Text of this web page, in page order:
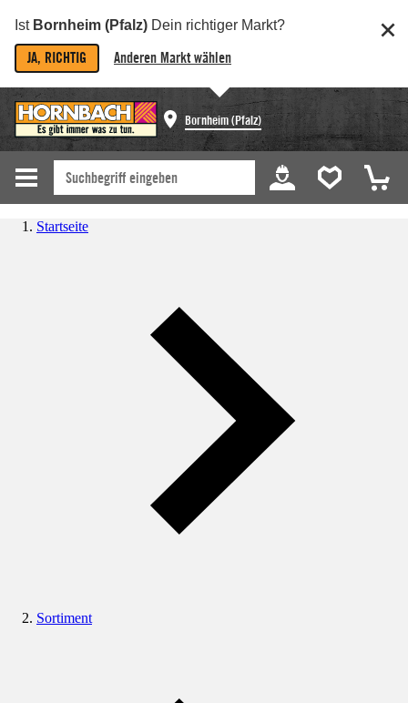
Ist Bornheim (Pfalz) Dein richtiger Markt?
JA, RICHTIG Anderen Markt wählen
Bornheim (Pfalz)
Startseite
Sortiment